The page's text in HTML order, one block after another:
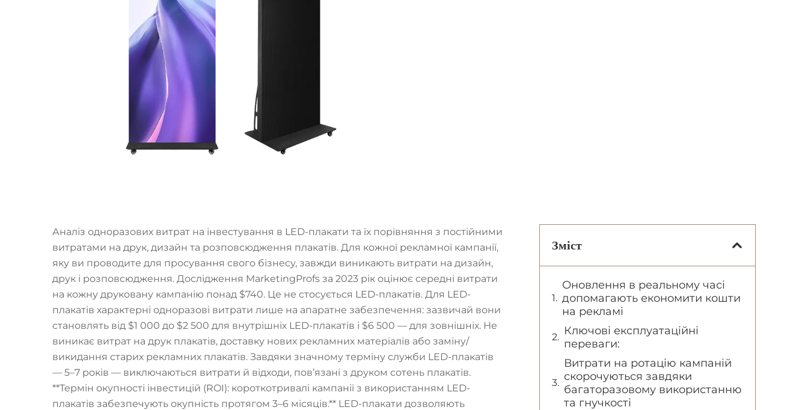
Аналіз одноразових витрат на інвестування в LED-плакати та їх порівняння з постійними
витратами на друк, дизайн та розповсюдження плакатів. Для кожної рекламної кампанії,
яку ви проводите для просування свого бізнесу, завжди виникають витрати на дизайн,
друк і розповсюдження. Дослідження MarketingProfs за 2023 рік оцінює середні витрати
на кожну друковану кампанію понад $740. Це не стосується LED-плакатів. Для LED-
плакатів характерні одноразові витрати лише на апаратне забезпечення: зазвичай вони
становлять від $1 000 до $2 500 для внутрішніх LED-плакатів і $6 500 — для зовнішніх. Не
виникає витрат на друк плакатів, доставку нових рекламних матеріалів або заміну/
викидання старих рекламних плакатів. Завдяки значному терміну служби LED-плакатів
— 5–7 років — виключаються витрати й відходи, пов’язані з друком сотень плакатів.
**Термін окупності інвестицій (ROI): короткотривалі кампанії з використанням LED-
плакатів забезпечують окупність протягом 3–6 місяців.** LED-плакати дозволяють
Зміст
Оновлення в реальному часі
допомагають економити кошти
на рекламі
Ключові експлуатаційні
переваги:
Витрати на ротацію кампаній
скорочуються завдяки
багаторазовому використанню
та гнучкості